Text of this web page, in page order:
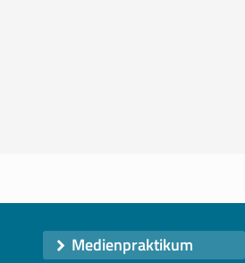
Medienpraktikum